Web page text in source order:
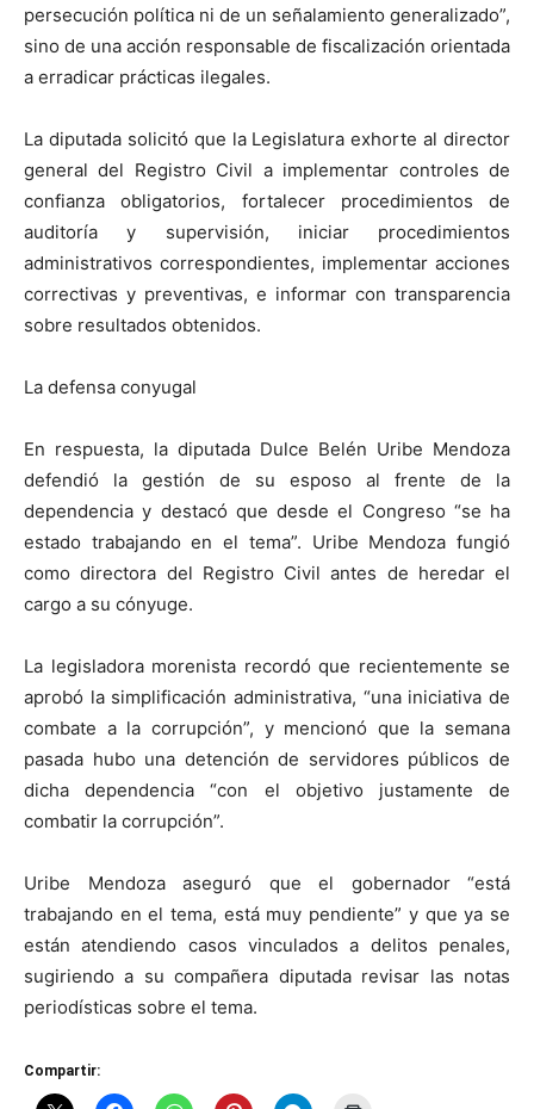
persecución política ni de un señalamiento generalizado”,
sino de una acción responsable de fiscalización orientada
a erradicar prácticas ilegales.
La diputada solicitó que la Legislatura exhorte al director
general del Registro Civil a implementar controles de
confianza obligatorios, fortalecer procedimientos de
auditoría y supervisión, iniciar procedimientos
administrativos correspondientes, implementar acciones
correctivas y preventivas, e informar con transparencia
sobre resultados obtenidos.
La defensa conyugal
En respuesta, la diputada Dulce Belén Uribe Mendoza
defendió la gestión de su esposo al frente de la
dependencia y destacó que desde el Congreso “se ha
estado trabajando en el tema”. Uribe Mendoza fungió
como directora del Registro Civil antes de heredar el
cargo a su cónyuge.
La legisladora morenista recordó que recientemente se
aprobó la simplificación administrativa, “una iniciativa de
combate a la corrupción”, y mencionó que la semana
pasada hubo una detención de servidores públicos de
dicha dependencia “con el objetivo justamente de
combatir la corrupción”.
Uribe Mendoza aseguró que el gobernador “está
trabajando en el tema, está muy pendiente” y que ya se
están atendiendo casos vinculados a delitos penales,
sugiriendo a su compañera diputada revisar las notas
periodísticas sobre el tema.
Compartir: